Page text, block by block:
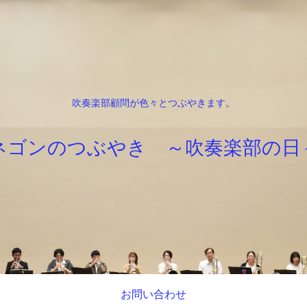
吹奏楽部顧問が色々とつぶやきます。
ゴンのつぶやき ～吹奏楽部の日
お問い合わせ